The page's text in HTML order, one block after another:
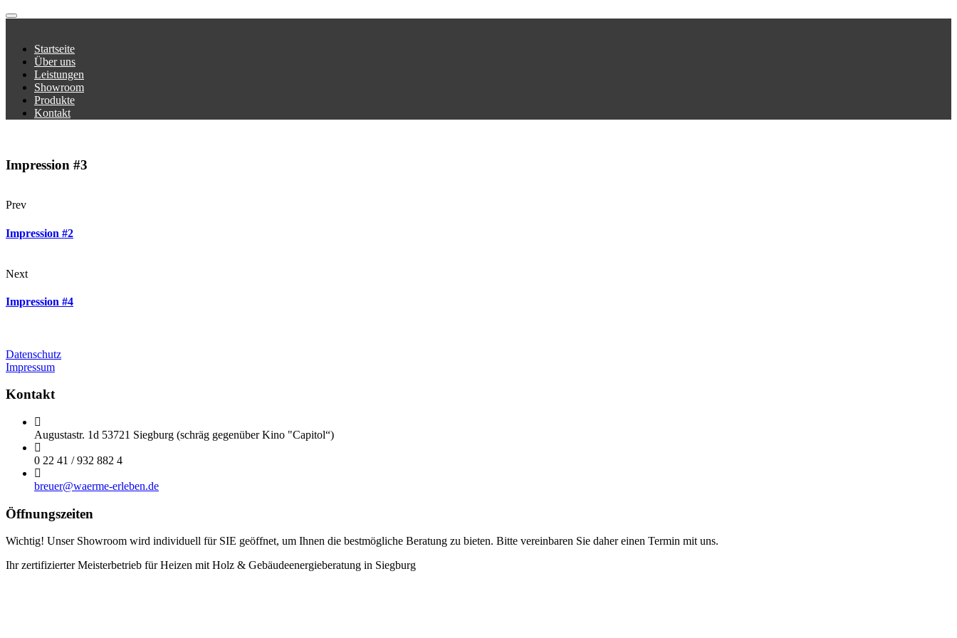
Startseite
Über uns
Leistungen
Showroom
Produkte
Kontakt
Impression #3
Prev
Impression #2
Next
Impression #4
Datenschutz
Impressum
Kontakt
Augustastr. 1d 53721 Siegburg (schräg gegenüber Kino "Capitol“)
0 22 41 / 932 882 4
breuer@waerme-erleben.de
Öffnungszeiten
Wichtig! Unser Showroom wird individuell für SIE geöffnet, um Ihnen die bestmögliche Beratung zu bieten. Bitte vereinbaren Sie daher einen Termin mit uns.
Ihr zertifizierter Meisterbetrieb für Heizen mit Holz & Gebäudeenergieberatung in Siegburg